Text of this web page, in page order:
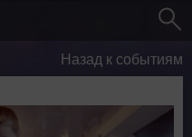
Назад к событиям